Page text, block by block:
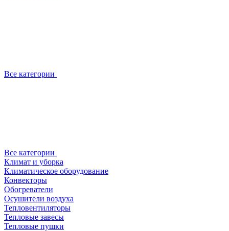
Все категории
Все категории
Климат и уборка
Климатическое оборудование
Конвекторы
Обогреватели
Осушители воздуха
Тепловентиляторы
Тепловые завесы
Тепловые пушки